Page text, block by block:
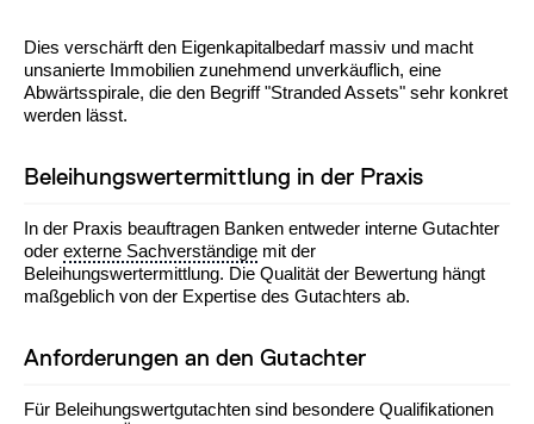
Dies verschärft den Eigenkapitalbedarf massiv und macht
unsanierte Immobilien zunehmend unverkäuflich, eine
Abwärtsspirale, die den Begriff "Stranded Assets" sehr konkret
werden lässt.
Beleihungswertermittlung in der Praxis
In der Praxis beauftragen Banken entweder interne Gutachter
oder externe Sachverständige mit der
Beleihungswertermittlung. Die Qualität der Bewertung hängt
maßgeblich von der Expertise des Gutachters ab.
Anforderungen an den Gutachter
Für Beleihungswertgutachten sind besondere Qualifikationen